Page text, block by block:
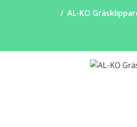
AL-KO